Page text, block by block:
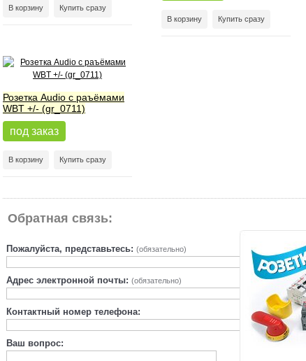
В корзину Купить сразу
В корзину Купить сразу
Розетка Audio с раъёмами
WBT +/- (gr_0711)
под заказ
В корзину Купить сразу
Обратная связь:
Пожалуйста, представьтесь: (обязательно)
Адрес электронной почты: (обязательно)
Контактный номер телефона:
Ваш вопрос: